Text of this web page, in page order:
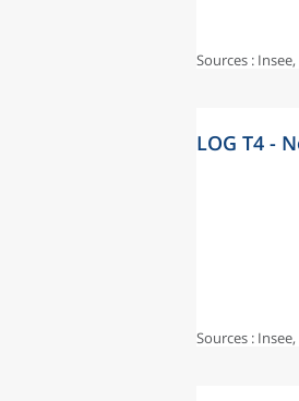
Sources :
LOG T4 -
Sources :